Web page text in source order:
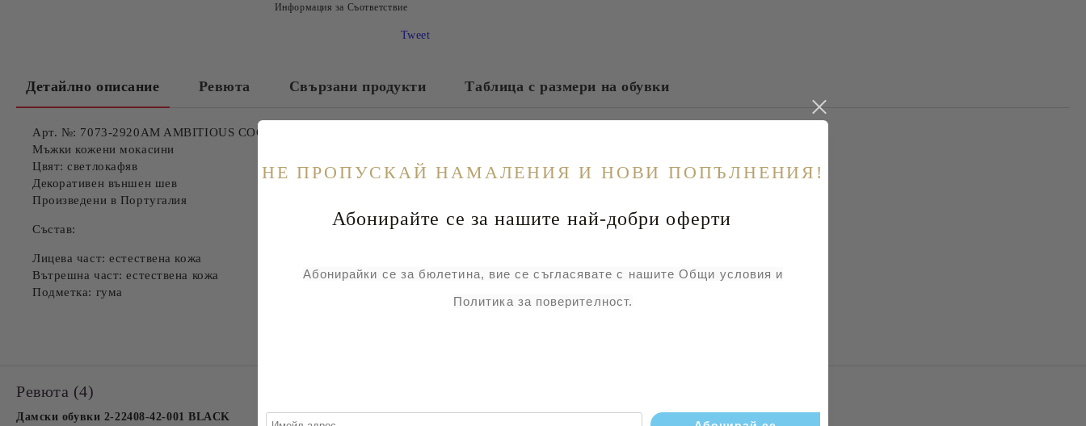
Информация за Съответствие
Tweet
Детайлно описание Ревюта Свързани продукти Таблица с размери на обувки
Арт. №: 7073-2920AM AMBITIOUS COGNAC 2920
Мъжки кожени мокасини
Цвят: светлокафяв
Декоративен външен шев
Произведени в Португалия
Състав:
Лицева част: естествена кожа
Вътрешна част: естествена кожа
Подметка: гума
Ревюта (4)
Дамски обувки 2-22408-42-001 BLACK
НE ПРОПУСКАЙ НАМАЛЕНИЯ И НОВИ ПОПЪЛНЕНИЯ!
Абонирайте се за нашите най-добри оферти
Абонирайки се за бюлетина, вие се съгласявате с нашите Общи условия и
Политика за поверителност.